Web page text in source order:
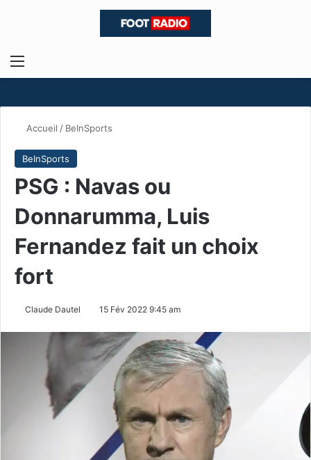
Menu
Accueil / BeInSports
BeInSports
PSG : Navas ou
Donnarumma, Luis
Fernandez fait un choix
fort
Claude Dautel 15 Fév 2022 9:45 am